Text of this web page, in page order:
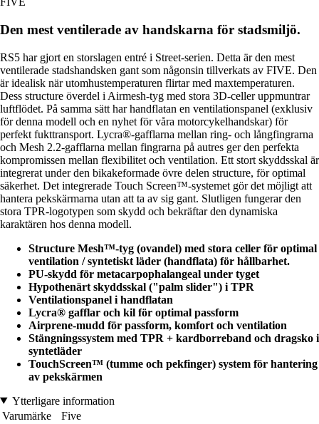
Den mest ventilerade av handskarna för stadsmiljö.
RS5 har gjort en storslagen entré i Street-serien. Detta är den mest
ventilerade stadshandsken gant som någonsin tillverkats av FIVE. Den
är idealisk när utomhustemperaturen flirtar med maxtemperaturen.
Dess structure överdel i Airmesh-tyg med stora 3D-celler uppmuntrar
luftflödet. På samma sätt har handflatan en ventilationspanel (exklusiv
för denna modell och en nyhet för våra motorcykelhandskar) för
perfekt fukttransport. Lycra®-gafflarna mellan ring- och långfingrarna
och Mesh 2.2-gafflarna mellan fingrarna på autres ger den perfekta
kompromissen mellan flexibilitet och ventilation. Ett stort skyddsskal är
integrerat under den bikakeformade övre delen structure, för optimal
säkerhet. Det integrerade Touch Screen™-systemet gör det möjligt att
hantera pekskärmarna utan att ta av sig gant. Slutligen fungerar den
stora TPR-logotypen som skydd och bekräftar den dynamiska
karaktären hos denna modell.
Structure Mesh™-tyg (ovandel) med stora celler för optimal
ventilation / syntetiskt läder (handflata) för hållbarhet.
PU-skydd för metacarpophalangeal under tyget
Hypothenärt skyddsskal ("palm slider") i TPR
Ventilationspanel i handflatan
Lycra® gafflar och kil för optimal passform
Airprene-mudd för passform, komfort och ventilation
Stängningssystem med TPR + kardborreband och dragsko i
syntetläder
TouchScreen™ (tumme och pekfinger) system för hantering
av pekskärmen
Ytterligare information
Varumärke
Five